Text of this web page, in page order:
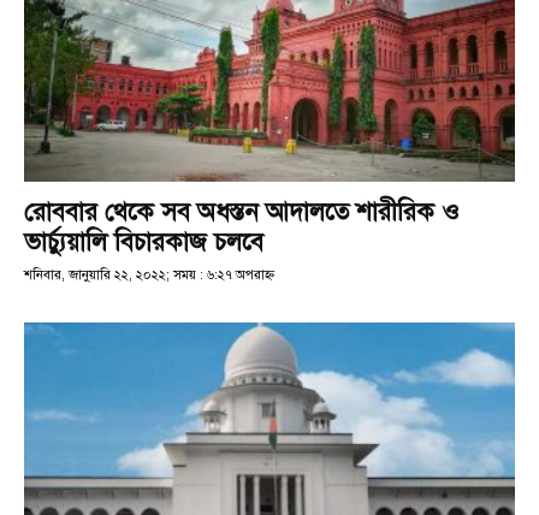
রোববার থেকে সব অধস্তন আদালতে শারীরিক ও
ভার্চ্যুয়ালি বিচারকাজ চলবে
শনিবার, জানুয়ারি ২২, ২০২২; সময় : ৬:২৭ অপরাহ্ণ